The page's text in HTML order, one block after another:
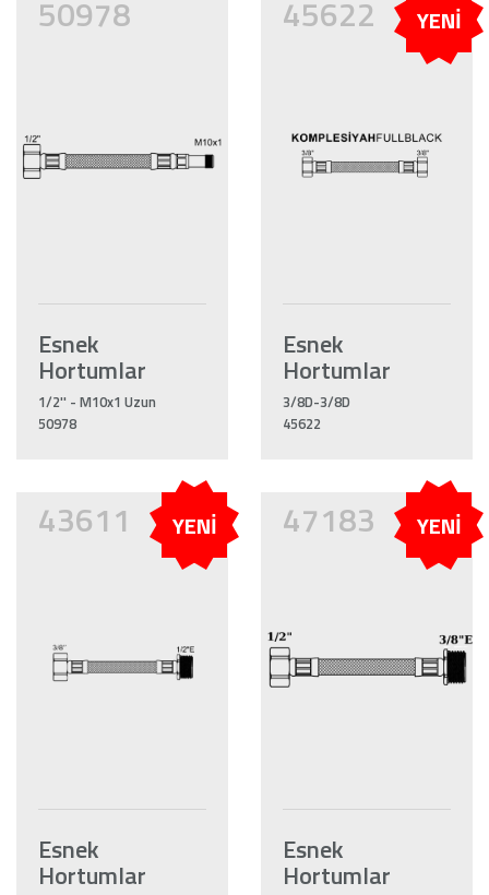
50978
Esnek
Hortumlar
1/2'' - M10x1 Uzun
50978
45622 YENİ
Esnek
Hortumlar
3/8D-3/8D
45622
43611 YENİ
Esnek
Hortumlar
47183 YENİ
Esnek
Hortumlar